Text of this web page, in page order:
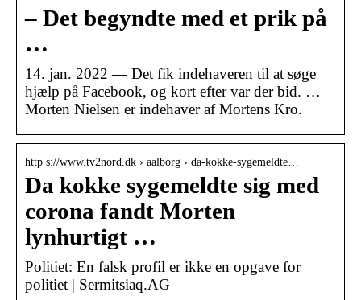
– Det begyndte med et prik på
…
14. jan. 2022 — Det fik indehaveren til at søge
hjælp på Facebook, og kort efter var der bid. …
Morten Nielsen er indehaver af Mortens Kro.
http s://www.tv2nord.dk › aalborg › da-kokke-sygemeldte…
Da kokke sygemeldte sig med
corona fandt Morten
lynhurtigt …
Politiet: En falsk profil er ikke en opgave for
politiet | Sermitsiaq.AG